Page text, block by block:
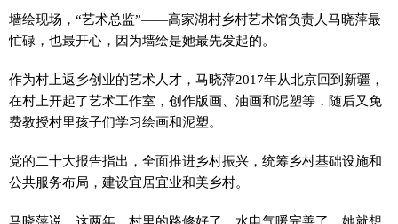
墙绘现场，“艺术总监”——高家湖村乡村艺术馆负责人马晓萍最
忙碌，也最开心，因为墙绘是她最先发起的。
作为村上返乡创业的艺术人才，马晓萍2017年从北京回到新疆，
在村上开起了艺术工作室，创作版画、油画和泥塑等，随后又免
费教授村里孩子们学习绘画和泥塑。
党的二十大报告指出，全面推进乡村振兴，统筹乡村基础设施和
公共服务布局，建设宜居宜业和美乡村。
马晓萍说，这两年，村里的路修好了、水电气暖完善了，她就想